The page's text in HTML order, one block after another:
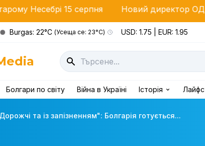
15 серпня Новий директор ОДМВС –
Burgas: 22°C (Усеща се: 23°C) USD: 1.75 | EUR: 1.95
Болгари по світу Війна в Україні Історія
та із запізненням": Болгарія готується...